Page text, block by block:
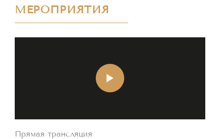
МЕРОПРИЯТИЯ
Прямая трансляция